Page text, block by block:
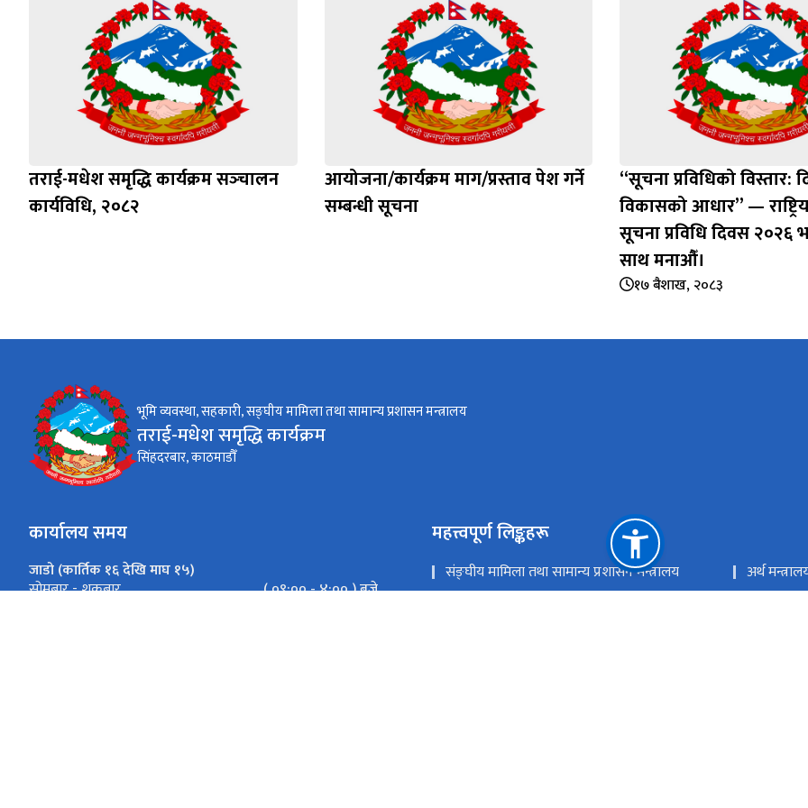
तराई-मधेश समृद्धि कार्यक्रम सञ्‍चालन
कार्यविधि, २०८२
आयोजना/कार्यक्रम माग/प्रस्ताव पेश गर्ने
सम्बन्धी सूचना
“सूचना प्रविधिको विस्तार:
विकासको आधार” —
सूचना प्रविधि दिवस २०२६
साथ मनाऔँ।
१७ बैशाख, २०८३
भूमि व्यवस्था, सहकारी, सङ्‍घीय मामिला तथा सामान्य प्रशासन मन्त्रालय
तराई-मधेश समृद्धि कार्यक्रम
सिंहदरबार, काठमाडौँ
कार्यालय समय
जाडो (कार्तिक १६ देखि माघ १५)
सोमबार - शुक्रबार
( ०९:०० - ४:०० ) बजे
महत्त्वपूर्ण लिङ्कहरू
संङ्‍घीय मामिला तथा सामान्य प्रशासन मन्त्रालय
अर्थ